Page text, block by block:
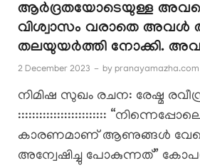
ആർദ്രതയോടെയുള്ള
വിശ്വാസം വരാതെ
തലയുയർത്തി നോക്കി.
2 December 2023 - by pranayamazha.com
നിമിഷ സുഖം രചന: രേഷ്മ
:::::::::::::::::::::::::
കാരണമാണ് ആണുങ്ങൾ
അന്വേഷിച്ചു പോകുന്നത്”